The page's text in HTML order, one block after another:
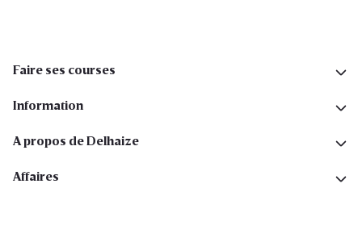
Faire ses courses
Information
A propos de Delhaize
Affaires